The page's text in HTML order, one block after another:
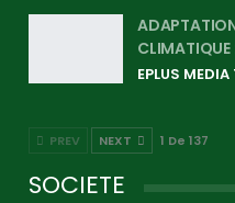
CLIMATIQUE
PREV NEXT 1 De 137
SOCIETE